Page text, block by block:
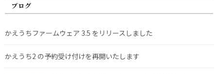
ブログ
かえうちファームウェア 3.5 をリリースしました
かえうち2 の予約受け付けを再開いたします